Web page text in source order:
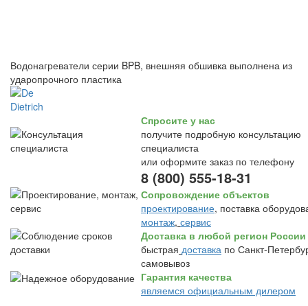
Водонагреватели серии BPB, внешняя обшивка выполнена из
ударопрочного пластика
Спросите у нас
получите подробную консультацию
специалиста
или оформите заказ по телефону
8 (800) 555-18-31
Сопровождение объектов
проектирование, поставка
монтаж, сервис
Доставка в любой регион России
быстрая доставка по Санкт-
самовывоз
Гарантия качества
являемся официальным дилером